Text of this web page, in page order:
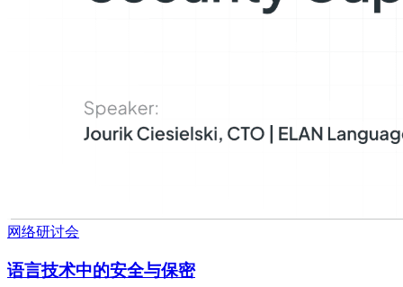
网络研讨会
语言技术中的安全与保密